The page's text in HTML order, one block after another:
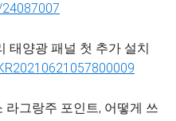
태양광 패널 첫 추가 설치
라그랑주 포인트, 어떻게 쓰